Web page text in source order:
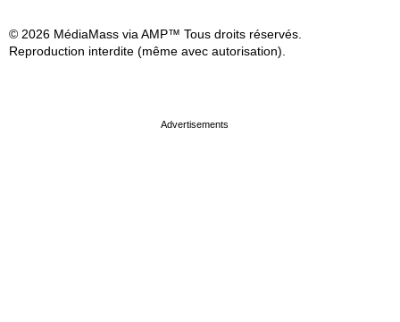
© 2026 MédiaMass via AMP™ Tous droits réservés.
Reproduction interdite (même avec autorisation).